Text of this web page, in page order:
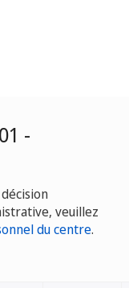
-
veuillez
du centre.